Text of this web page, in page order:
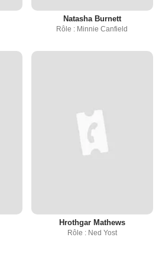
Natasha Burnett
Rôle : Minnie Canfield
Hrothgar Mathews
Rôle : Ned Yost